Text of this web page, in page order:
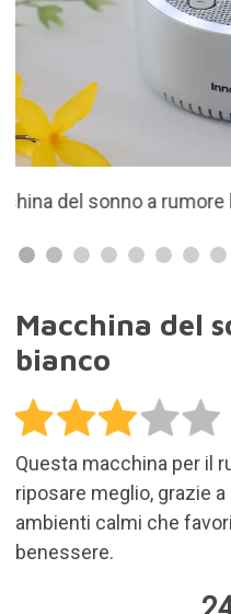
Questa macchina per il
ambienti calmi che
benessere.
Spese di spedizione
nell'ordine: 5,95€
In stock. Acquista il
consegnato entro 3-7
Reso entro 30 gg.